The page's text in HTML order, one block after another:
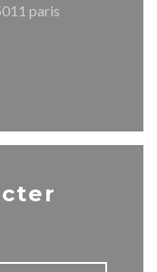
paris((ouvre une
((ouvre une((ouvre une